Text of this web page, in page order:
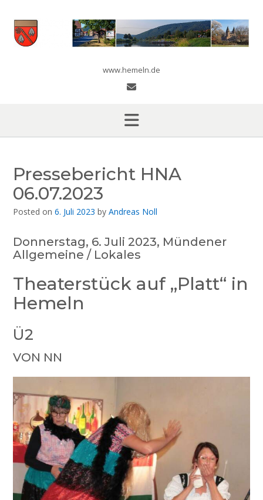
content
www.hemeln.de
Pressebericht HNA
06.07.2023
Posted on 6. Juli 2023 by Andreas Noll
Donnerstag, 6. Juli 2023, Mündener
Allgemeine / Lokales
Theaterstück auf „Platt“ in
Hemeln
Ü2
VON NN